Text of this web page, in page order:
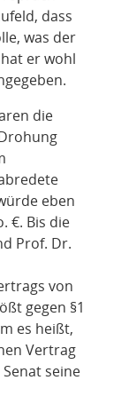
dass
was der
er wohl
die
eben
€. Bis die
Prof. Dr.
von
gegen §1
es heißt,
Vertrag
seine